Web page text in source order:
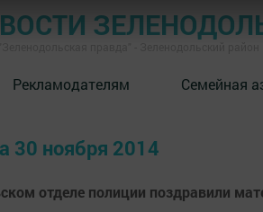
Рекламодателям Семейная
30 ноября 2014
отделе полиции поздравили